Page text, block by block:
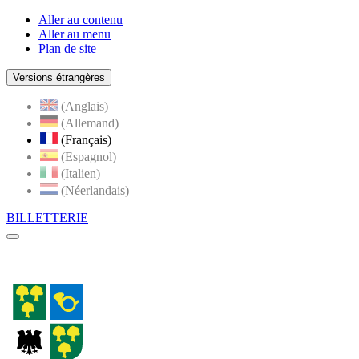
Aller au contenu
Aller au menu
Plan de site
Versions étrangères
(Anglais)
(Allemand)
(Français)
(Espagnol)
(Italien)
(Néerlandais)
BILLETTERIE
Menu